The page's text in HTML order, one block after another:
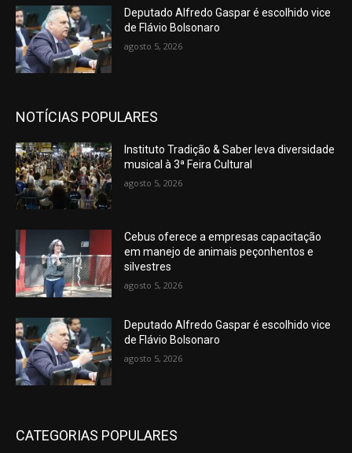
Deputado Alfredo Gaspar é escolhido vice
de Flávio Bolsonaro
agosto 5, 2026
NOTÍCIAS POPULARES
Instituto Tradição & Saber leva diversidade
musical à 3ª Feira Cultural
agosto 5, 2026
Cebus oferece a empresas capacitação
em manejo de animais peçonhentos e
silvestres
agosto 5, 2026
Deputado Alfredo Gaspar é escolhido vice
de Flávio Bolsonaro
agosto 5, 2026
CATEGORIAS POPULARES